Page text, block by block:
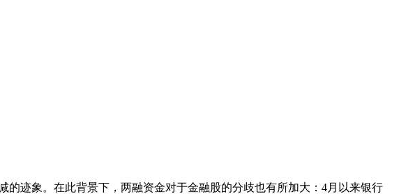
迹象。在此背景下，两融资金对于金融股的分歧也有所加大：4月以来银行